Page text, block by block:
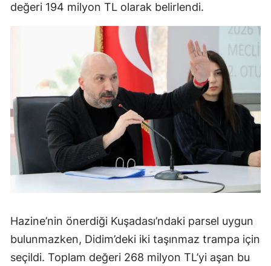
değeri 194 milyon TL olarak belirlendi.
Hazine’nin önerdiği Kuşadası’ndaki parsel uygun
bulunmazken, Didim’deki iki taşınmaz trampa için
seçildi. Toplam değeri 268 milyon TL’yi aşan bu